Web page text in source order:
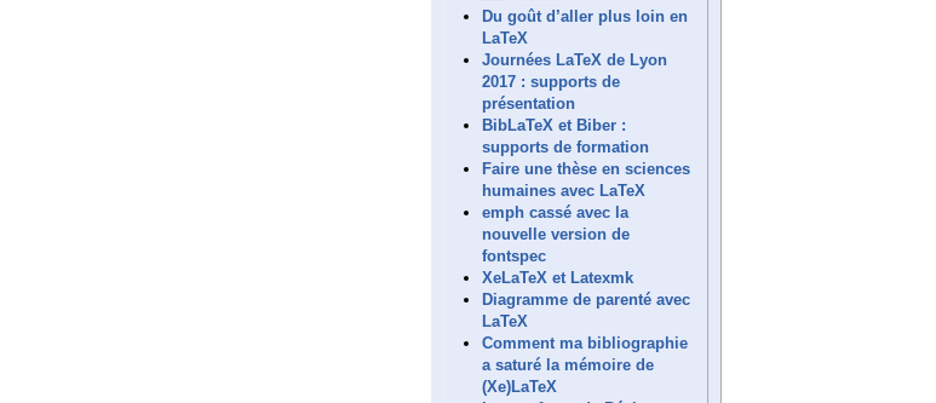
Du goût d’aller plus loin en
LaTeX
Journées LaTeX de Lyon
2017 : supports de
présentation
BibLaTeX et Biber :
supports de formation
Faire une thèse en sciences
humaines avec LaTeX
emph cassé avec la
nouvelle version de
fontspec
XeLaTeX et Latexmk
Diagramme de parenté avec
LaTeX
Comment ma bibliographie
a saturé la mémoire de
(Xe)LaTeX